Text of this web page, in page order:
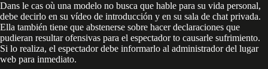
Dans le cas où una modelo no busca que hable para su vida personal,
debe decirlo en su vídeo de introducción y en su sala de chat privada.
Ella también tiene que abstenerse sobre hacer declaraciones que
pudieran resultar ofensivas para el espectador to causarle sufrimiento.
Si lo realiza, el espectador debe informarlo al administrador del lugar
web para inmediato.